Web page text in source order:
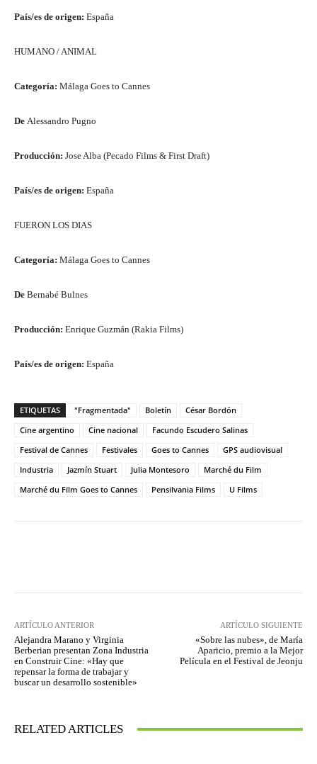
País/es de origen: España
HUMANO / ANIMAL
Categoría: Málaga Goes to Cannes
De Alessandro Pugno
Producción: Jose Alba (Pecado Films & First Draft)
País/es de origen: España
FUERON LOS DIAS
Categoría: Málaga Goes to Cannes
De Bernabé Bulnes
Producción: Enrique Guzmán (Rakia Films)
País/es de origen: España
ETIQUETAS "Fragmentada" Boletín
César Bordón
Cine argentino
Cine nacional
Facundo Escudero Salinas
Festival de Cannes
Festivales Goes to Cannes
GPS audiovisual
Industria
Jazmín Stuart Julia Montesoro
Marché du Film
Marché du Film Goes to Cannes
Pensilvania Films U Films
ARTÍCULO ANTERIOR
Alejandra Marano y Virginia
Berberian presentan Zona Industria
en Construir Cine: «Hay que
repensar la forma de trabajar y
buscar un desarrollo sostenible»
ARTÍCULO SIGUIENTE
«Sobre las nubes», de María
Aparicio, premio a la Mejor
Película en el Festival de Jeonju
RELATED ARTICLES